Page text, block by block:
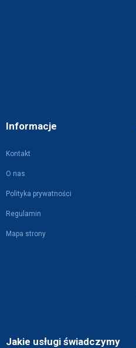
Informacje
Kontakt
O nas
Polityka prywatności
Regulamin
Mapa strony
Jakie usługi świadczymy